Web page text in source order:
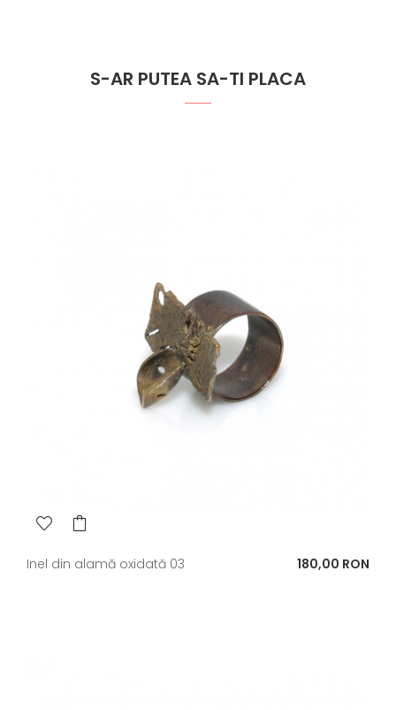
S-AR PUTEA SA-TI PLACA
Inel din alamă oxidată 03 Pret
180,00 RON